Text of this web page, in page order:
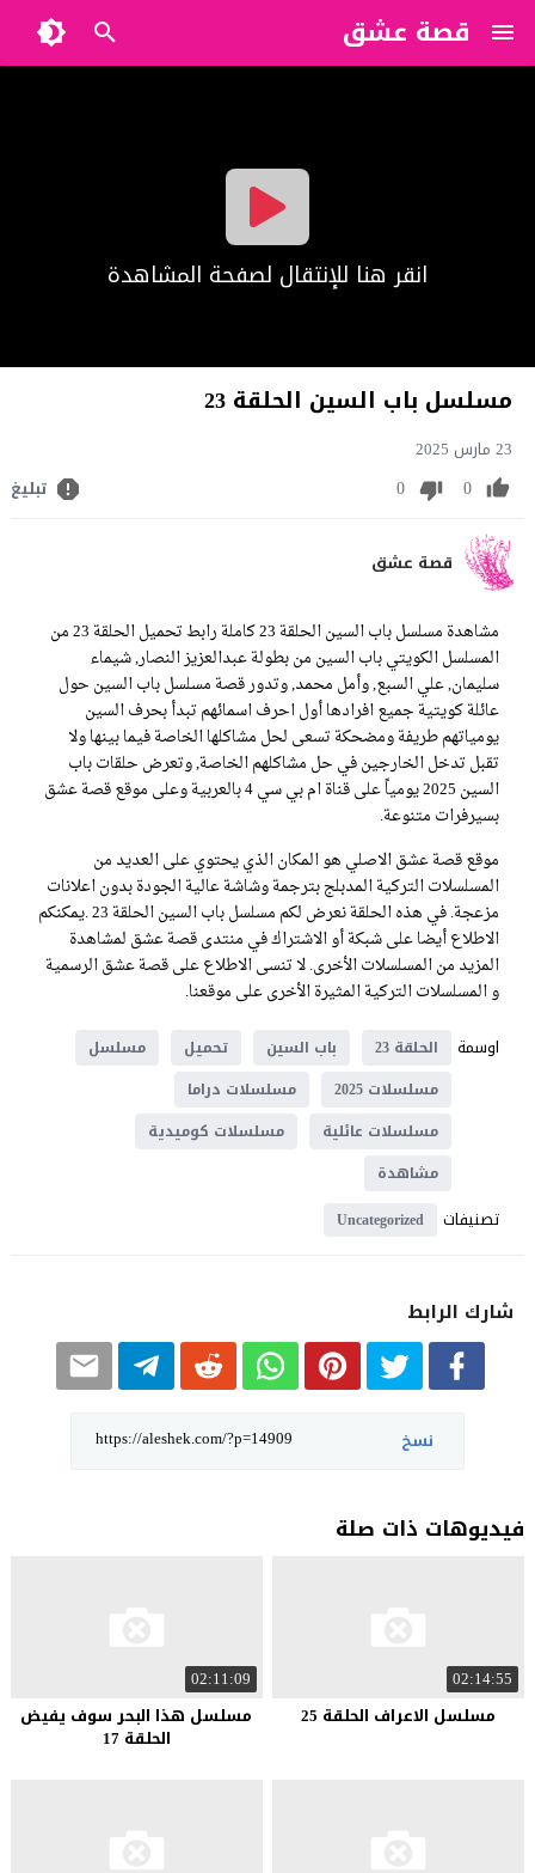
قصة عشق
?>
انقر هنا للإنتقال لصفحة المشاهدة
مسلسل باب السين الحلقة 23
23 مارس 2025
0
0 تبليغ
قصة عشق
مشاهدة مسلسل باب السين الحلقة 23 كاملة رابط تحميل الحلقة 23 من
المسلسل الكويتي باب السين من بطولة عبدالعزيز النصار, شيماء
سليمان, علي السبع, وأمل محمد, وتدور قصة مسلسل باب السين حول
عائلة كويتية جميع افرادها أول احرف اسمائهم تبدأ بحرف السين
يومياتهم طريفة ومضحكة تسعى لحل مشاكلها الخاصة فيما بينها ولا
تقبل تدخل الخارجين في حل مشاكلهم الخاصة, وتعرض حلقات باب
السين 2025 يومياً على قناة ام بي سي 4 بالعربية وعلى موقع قصة عشق
بسيرفرات متنوعة.
موقع قصة عشق الاصلي هو المكان الذي يحتوي على العديد من
المسلسلات التركية المدبلج بترجمة وشاشة عالية الجودة بدون اعلانات
مزعجة. في هذه الحلقة نعرض لكم مسلسل باب السين الحلقة 23 .يمكنكم
الاطلاع أيضا على شبكة أو الاشتراك في منتدى قصة عشق لمشاهدة
المزيد من المسلسلات الأخرى. لا تنسى الاطلاع على قصة عشق الرسمية
و المسلسلات التركية المثيرة الأخرى على موقعنا.
اوسمة
الحلقة 23 باب السين تحميل
مسلسل
مسلسلات 2025
مسلسلات دراما
مسلسلات عائلية
مسلسلات كوميدية
مشاهدة
تصنيفات Uncategorized
شارك الرابط
نسخ
فيديوهات ذات صلة
02:14:55
مسلسل الاعراف الحلقة 25
02:11:09
مسلسل هذا البحر سوف يفيض
الحلقة 17